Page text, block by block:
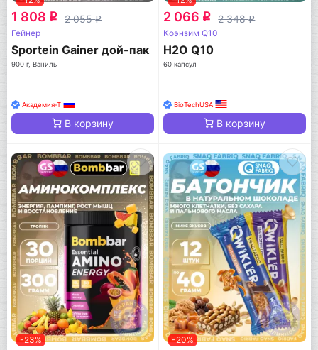
1 808 q 2 055q
Гейнер
Sportein Gainer дой-пак
900 г, Ваниль
Академия-Т
В корзину
2 066 q 2 348q
Коэнзим Q10
H2O Q10
60 капсул
BioTechUSA
В корзину
-23% -20%